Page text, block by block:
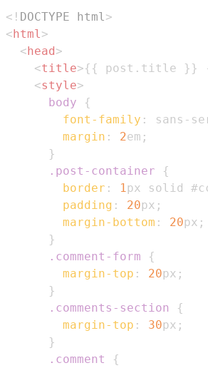
<! DOCTYPE html>
<html>
<head>
<title>{{ post.title }} -
<style>
body
{
font-family : sans-
margin : 2em ;
}
.post-container
{
border : 1px solid
padding : 20px ;
margin-bottom : 20px ;
}
.comment-form
{
margin-top : 20px ;
}
.comments-section
{
margin-top : 30px ;
}
.comment
{